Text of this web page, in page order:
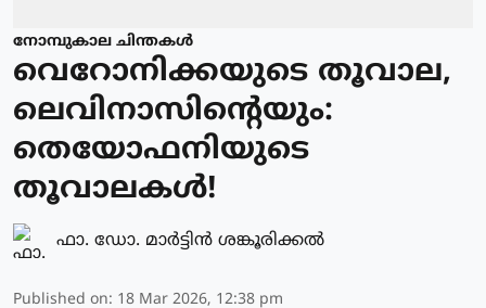
നോമ്പുകാല ചിന്തകൾ
വെറോനിക്കയുടെ തൂവാല,
ലെവിനാസിന്റെയും:
തെയോഫനിയുടെ
തൂവാലകൾ!
ഫാ. ഡോ. മാര്‍ട്ടിന്‍ ശങ്കൂരിക്കല്‍
Published on: 18 Mar 2026, 12:38 pm